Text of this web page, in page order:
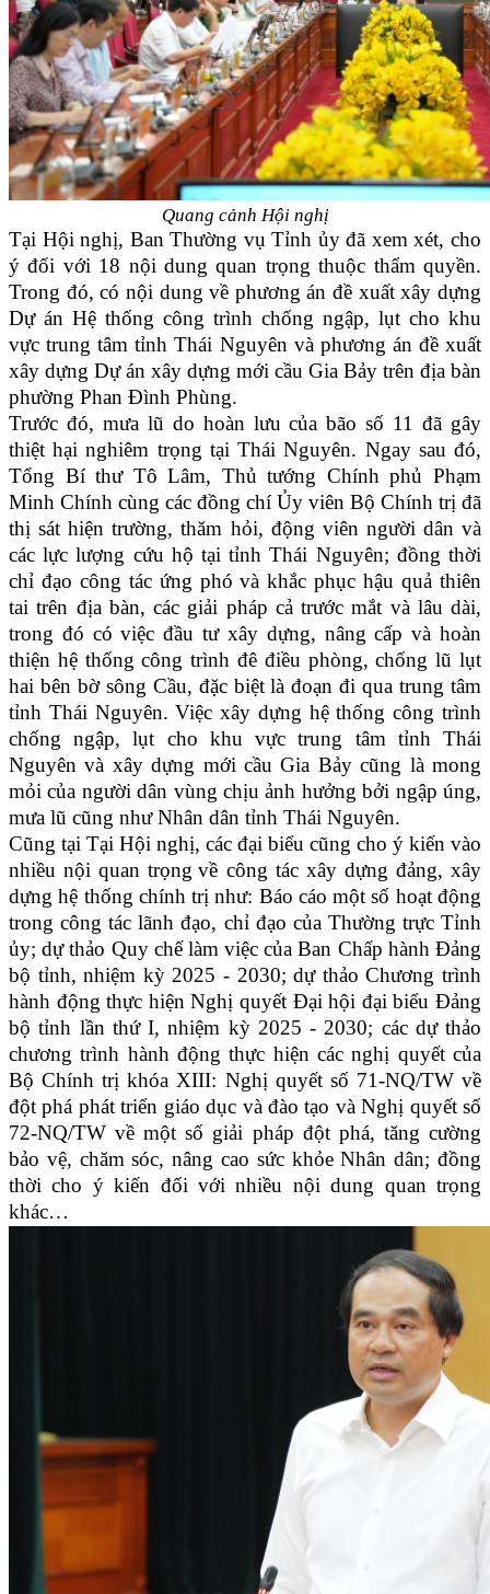
Quang cảnh Hội nghị
Tại Hội nghị, Ban Thường vụ Tỉnh ủy đã xem xét, cho
ý đối với 18 nội dung quan trọng thuộc thẩm quyền.
Trong đó, có nội dung về phương án đề xuất xây dựng
Dự án Hệ thống công trình chống ngập, lụt cho khu
vực trung tâm tỉnh Thái Nguyên và phương án đề xuất
xây dựng Dự án xây dựng mới cầu Gia Bảy trên địa bàn
phường Phan Đình Phùng.
Trước đó, mưa lũ do hoàn lưu của bão số 11 đã gây
thiệt hại nghiêm trọng tại Thái Nguyên. Ngay sau đó,
Tổng Bí thư Tô Lâm, Thủ tướng Chính phủ Phạm
Minh Chính cùng các đồng chí Ủy viên Bộ Chính trị đã
thị sát hiện trường, thăm hỏi, động viên người dân và
các lực lượng cứu hộ tại tỉnh Thái Nguyên; đồng thời
chỉ đạo công tác ứng phó và khắc phục hậu quả thiên
tai trên địa bàn, các giải pháp cả trước mắt và lâu dài,
trong đó có việc đầu tư xây dựng, nâng cấp và hoàn
thiện hệ thống công trình đê điều phòng, chống lũ lụt
hai bên bờ sông Cầu, đặc biệt là đoạn đi qua trung tâm
tỉnh Thái Nguyên. Việc xây dựng hệ thống công trình
chống ngập, lụt cho khu vực trung tâm tỉnh Thái
Nguyên và xây dựng mới cầu Gia Bảy cũng là mong
mỏi của người dân vùng chịu ảnh hưởng bởi ngập úng,
mưa lũ cũng như Nhân dân tỉnh Thái Nguyên.
Cũng tại Tại Hội nghị, các đại biểu cũng cho ý kiến vào
nhiều nội quan trọng về công tác xây dựng đảng, xây
dựng hệ thống chính trị như: Báo cáo một số hoạt động
trong công tác lãnh đạo, chỉ đạo của Thường trực Tỉnh
ủy; dự thảo Quy chế làm việc của Ban Chấp hành Đảng
bộ tỉnh, nhiệm kỳ 2025 - 2030; dự thảo Chương trình
hành động thực hiện Nghị quyết Đại hội đại biểu Đảng
bộ tỉnh lần thứ I, nhiệm kỳ 2025 - 2030; các dự thảo
chương trình hành động thực hiện các nghị quyết của
Bộ Chính trị khóa XIII: Nghị quyết số 71-NQ/TW về
đột phá phát triển giáo dục và đào tạo và Nghị quyết số
72-NQ/TW về một số giải pháp đột phá, tăng cường
bảo vệ, chăm sóc, nâng cao sức khỏe Nhân dân; đồng
thời cho ý kiến đối với nhiều nội dung quan trọng
khác…